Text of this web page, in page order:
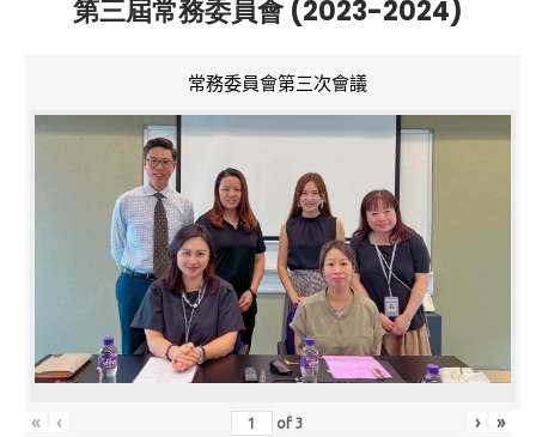
第三屆常務委員會 (2023-2024)
常務委員會第三次會議
« ‹ of3 › »